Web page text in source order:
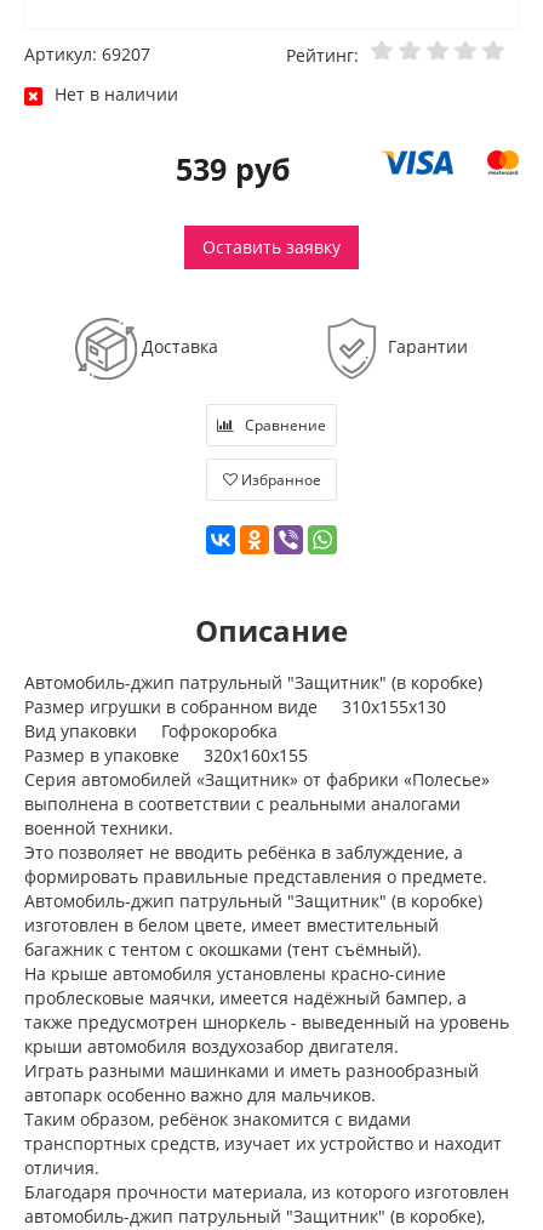
Артикул: 69207
Рейтинг:
Нет в наличии
539 руб
Оставить заявку
Доставка Гарантии
Сравнение
Избранное
Описание
Автомобиль-джип патрульный "Защитник" (в коробке)
Размер игрушки в собранном виде 310х155х130
Вид упаковки Гофрокоробка
Размер в упаковке 320х160х155
Серия автомобилей «Защитник» от фабрики «Полесье»
выполнена в соответствии с реальными аналогами
военной техники.
Это позволяет не вводить ребёнка в заблуждение, а
формировать правильные представления о предмете.
Автомобиль-джип патрульный "Защитник" (в коробке)
изготовлен в белом цвете, имеет вместительный
багажник с тентом с окошками (тент съёмный).
На крыше автомобиля установлены красно-синие
проблесковые маячки, имеется надёжный бампер, а
также предусмотрен шноркель - выведенный на уровень
крыши автомобиля воздухозабор двигателя.
Играть разными машинками и иметь разнообразный
автопарк особенно важно для мальчиков.
Таким образом, ребёнок знакомится с видами
транспортных средств, изучает их устройство и находит
отличия.
Благодаря прочности материала, из которого изготовлен
автомобиль-джип патрульный "Защитник" (в коробке),